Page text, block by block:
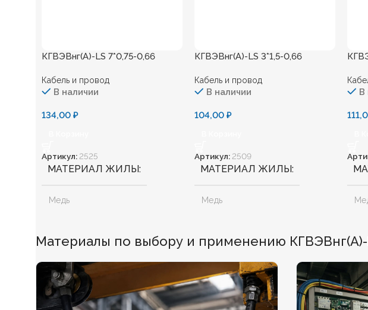
КГВЭВнг(А)-LS 7*0,75-0,66
Кабель и провод
В наличии
134,00 ₽
Артикул: 2525
МАТЕРИАЛ ЖИЛЫ
Медь
ХЛАДОСТОЙКИЙ
СЕЧЕНИЕ ТПЖ 0,75
КГВЭВнг(А)-LS 3*1,5-0,66
Кабель и провод
В наличии
104,00 ₽
Артикул: 2509
МАТЕРИАЛ ЖИЛЫ
Медь
ХЛАДОСТОЙКИЙ Нет
СЕЧЕНИЕ ТПЖ
В
Материалы по выбору и применению КГВЭВнг(А)-